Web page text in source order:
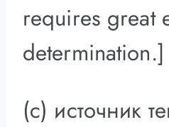
requires great
determination.]
(с) источник